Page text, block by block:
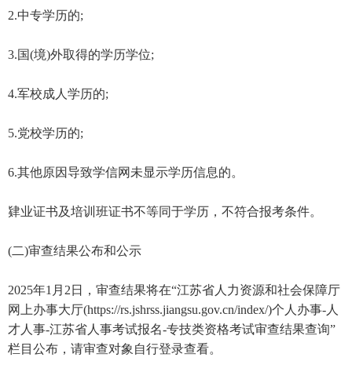
2.中专学历的;
3.国(境)外取得的学历学位;
4.军校成人学历的;
5.党校学历的;
6.其他原因导致学信网未显示学历信息的。
肄业证书及培训班证书不等同于学历，不符合报考条件。
(二)审查结果公布和公示
2025年1月2日，审查结果将在“江苏省人力资源和社会保障厅
网上办事大厅(https://rs.jshrss.jiangsu.gov.cn/index/)个人办事-人
才人事-江苏省人事考试报名-专技类资格考试审查结果查询”
栏目公布，请审查对象自行登录查看。